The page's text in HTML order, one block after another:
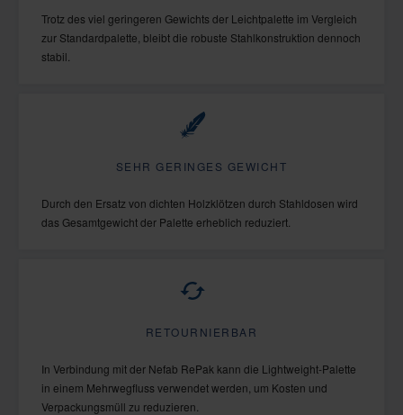
Trotz des viel geringeren Gewichts der Leichtpalette im Vergleich
zur Standardpalette, bleibt die robuste Stahlkonstruktion dennoch
stabil.
SEHR GERINGES GEWICHT
Durch den Ersatz von dichten Holzklötzen durch Stahldosen wird
das Gesamtgewicht der Palette erheblich reduziert.
RETOURNIERBAR
In Verbindung mit der Nefab RePak kann die Lightweight-Palette
in einem Mehrwegfluss verwendet werden, um Kosten und
Verpackungsmüll zu reduzieren.